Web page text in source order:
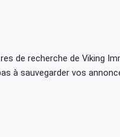
de recherche de Viking
à sauvegarder vos